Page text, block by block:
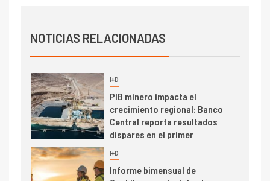
NOTICIAS RELACIONADAS
Cochilco: precio del cobre
5 I+D
Estudio revela cómo el precio
del cobre y educación superior
se relacionan en zonas
mineras
6 I+D
BHP proyecta producción de